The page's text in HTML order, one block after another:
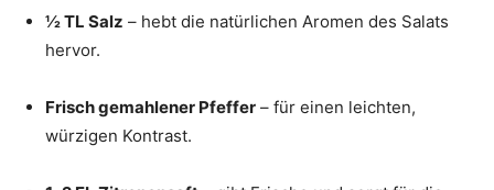
½ TL Salz – hebt die natürlichen Aromen des Salats
hervor.
Frisch gemahlener Pfeffer – für einen leichten,
würzigen Kontrast.